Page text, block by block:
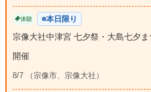
体験 本日限り
宗像大社中津宮 七夕祭・大島七夕
開催
8/7 （宗像市、宗像大社）